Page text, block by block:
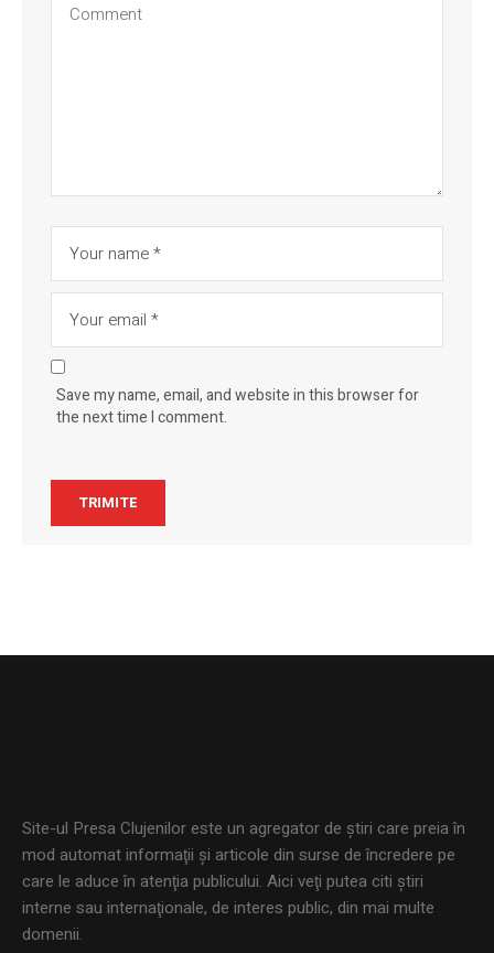
Save my name, email, and website in this browser for
the next time I comment.
Site-ul Presa Clujenilor este un agregator de ştiri care preia în
mod automat informaţii şi articole din surse de încredere pe
care le aduce în atenţia publicului. Aici veţi putea citi ştiri
interne sau internaţionale, de interes public, din mai multe
domenii.